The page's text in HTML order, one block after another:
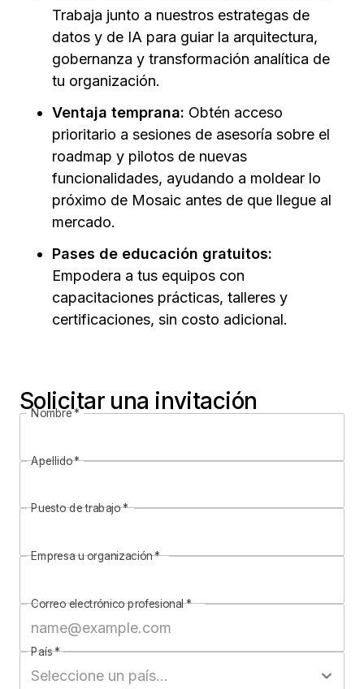
Trabaja junto a nuestros estrategas de
datos y de IA para guiar la arquitectura,
gobernanza y transformación analítica de
tu organización.
Ventaja temprana: Obtén acceso
prioritario a sesiones de asesoría sobre el
roadmap y pilotos de nuevas
funcionalidades, ayudando a moldear lo
próximo de Mosaic antes de que llegue al
mercado.
Pases de educación gratuitos:
Empodera a tus equipos con
capacitaciones prácticas, talleres y
certificaciones, sin costo adicional.
Solicitar una invitación
Nombre*
Apellido*
Puesto de trabajo*
Empresa u organización*
Correo electrónico profesional*
País*